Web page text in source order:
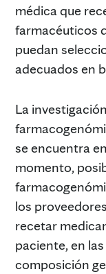
médica que
farmacéuticos
puedan
adecuados en
La
se encuentra
momento,
los
recetar
paciente, en
composición